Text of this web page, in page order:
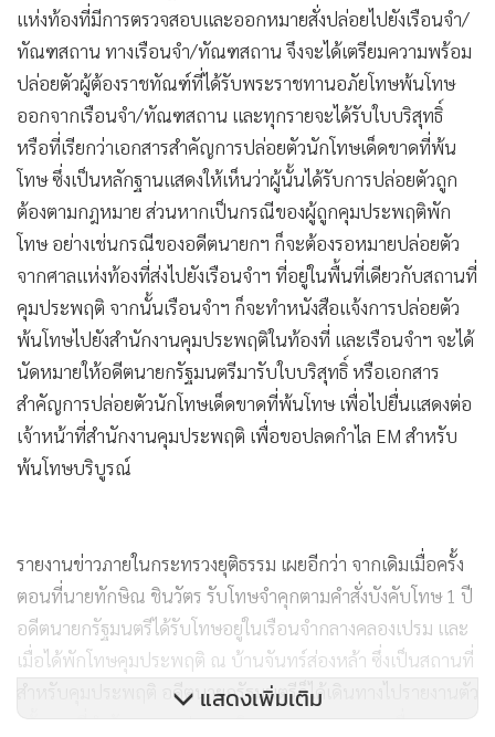
แห่งท้องที่มีการตรวจสอบและออกหมายสั่งปล่อยไปยังเรือนจำ/
ทัณฑสถาน ทางเรือนจำ/ทัณฑสถาน จึงจะได้เตรียมความพร้อม
ปล่อยตัวผู้ต้องราชทัณฑ์ที่ได้รับพระราชทานอภัยโทษพ้นโทษ
ออกจากเรือนจำ/ทัณฑสถาน และทุกรายจะได้รับใบบริสุทธิ์
หรือที่เรียกว่าเอกสารสำคัญการปล่อยตัวนักโทษเด็ดขาดที่พ้น
โทษ ซึ่งเป็นหลักฐานแสดงให้เห็นว่าผู้นั้นได้รับการปล่อยตัวถูก
ต้องตามกฎหมาย ส่วนหากเป็นกรณีของผู้ถูกคุมประพฤติพัก
โทษ อย่างเช่นกรณีของอดีตนายกฯ ก็จะต้องรอหมายปล่อยตัว
จากศาลแห่งท้องที่ส่งไปยังเรือนจำฯ ที่อยู่ในพื้นที่เดียวกับสถานที่
คุมประพฤติ จากนั้นเรือนจำฯ ก็จะทำหนังสือแจ้งการปล่อยตัว
พ้นโทษไปยังสำนักงานคุมประพฤติในท้องที่ และเรือนจำฯ จะได้
นัดหมายให้อดีตนายกรัฐมนตรีมารับใบบริสุทธิ์ หรือเอกสาร
สำคัญการปล่อยตัวนักโทษเด็ดขาดที่พ้นโทษ เพื่อไปยื่นแสดงต่อ
เจ้าหน้าที่สำนักงานคุมประพฤติ เพื่อขอปลดกำไล EM สำหรับ
พ้นโทษบริบูรณ์
รายงานข่าวภายในกระทรวงยุติธรรม เผยอีกว่า จากเดิมเมื่อครั้ง
ตอนที่นายทักษิณ ชินวัตร รับโทษจำคุกตามคำสั่งบังคับโทษ 1 ปี
อดีตนายกรัฐมนตรีได้รับโทษอยู่ในเรือนจำกลางคลองเปรม และ
เมื่อได้พักโทษคุมประพฤติ ณ บ้านจันทร์ส่องหล้า ซึ่งเป็นสถานที่
สำหรับคุมประพฤติ อดีตนายกรัฐมนตรีก็ได้เดินทางไปรายงานตัว
ครั้งแรกที่สำนักงานคุมประพฤติกรุงเทพมหานคร 1 เนื่องจาก
แสดงเพิ่มเติม